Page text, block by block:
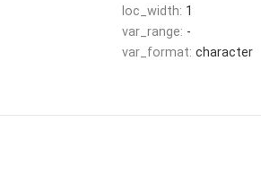
loc_width: 1
var_range: -
var_format: character